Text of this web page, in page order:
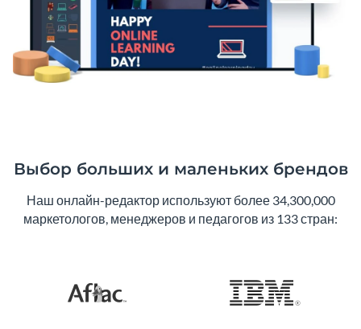
Выбор больших и маленьких брендов
Наш онлайн-редактор используют более 34,300,000
маркетологов, менеджеров и педагогов из 133 стран: